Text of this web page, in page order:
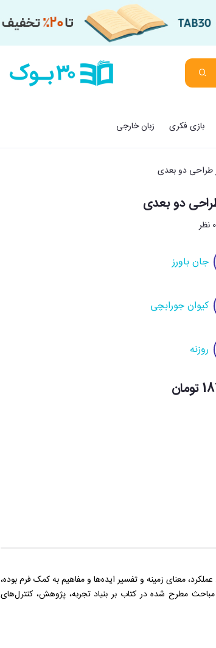
بازی فکری زبان خارجی
طراحی دو بعدی
دو بعدی
0 نظر
جان باورز
کیوان جورابچی
روزنه
معنای زمینه و تفسیر ایده‌ها و مفاهیم به کمک فرم بوده،
مطرح شده در کتاب بر بنیاد تجربه، پژوهش، کنترل‌های